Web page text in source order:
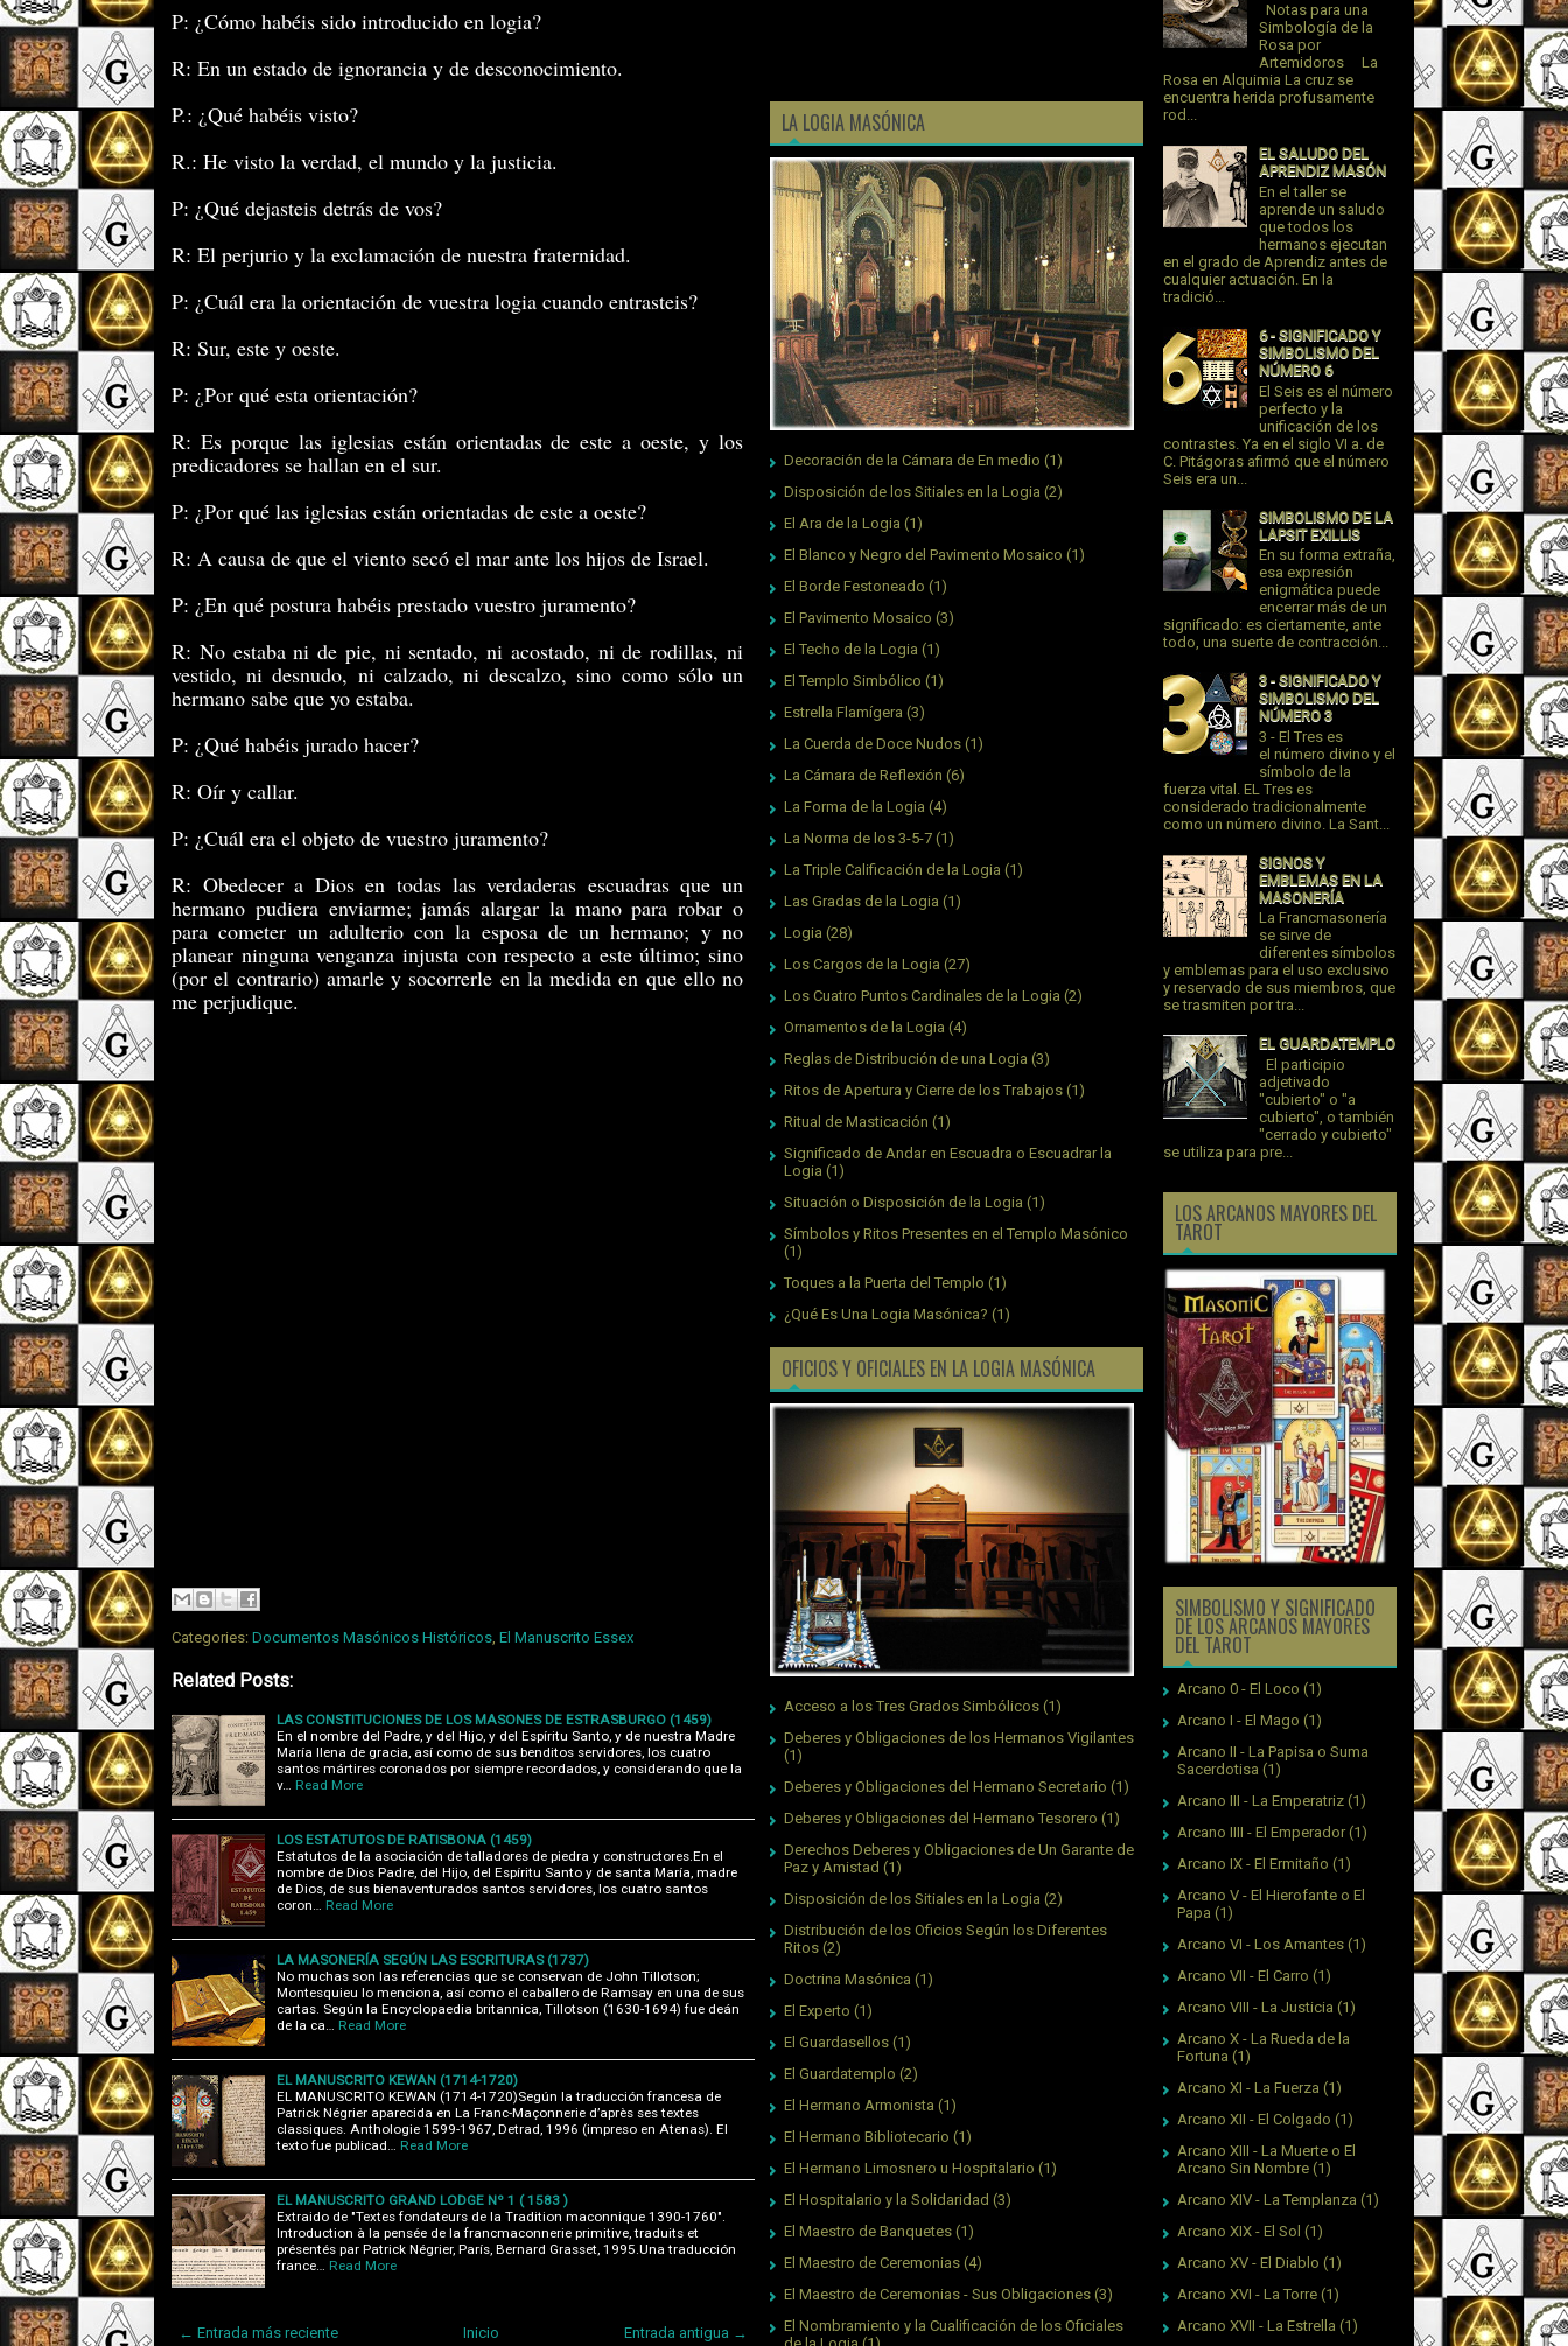
P: ¿Cómo habéis sido introducido en logia?
R: En un estado de ignorancia y de desconocimiento.
P.: ¿Qué habéis visto?
R.: He visto la verdad, el mundo y la justicia.
P: ¿Qué dejasteis detrás de vos?
R: El perjurio y la exclamación de nuestra fraternidad.
P: ¿Cuál era la orientación de vuestra logia cuando entrasteis?
R: Sur, este y oeste.
P: ¿Por qué esta orientación?
R: Es porque las iglesias están orientadas de este a oeste, y los
predicadores se hallan en el sur.
P: ¿Por qué las iglesias están orientadas de este a oeste?
R: A causa de que el viento secó el mar ante los hijos de Israel.
P: ¿En qué postura habéis prestado vuestro juramento?
R: No estaba ni de pie, ni sentado, ni acostado, ni de rodillas, ni
vestido, ni desnudo, ni calzado, ni descalzo, sino como sólo un
hermano sabe que yo estaba.
P: ¿Qué habéis jurado hacer?
R: Oír y callar.
P: ¿Cuál era el objeto de vuestro juramento?
R: Obedecer a Dios en todas las verdaderas escuadras que un
hermano pudiera enviarme; jamás alargar la mano para robar o
para cometer un adulterio con la esposa de un hermano; y no
planear ninguna venganza injusta con respecto a este último; sino
(por el contrario) amarle y socorrerle en la medida en que ello no
me perjudique.
Categories: Documentos Masónicos Históricos El Manuscrito Essex
Related Posts:
LAS CONSTITUCIONES DE LOS MASONES DE ESTRASBURGO (1459)
En el nombre del Padre, y del Hijo, y del Espíritu Santo, y de nuestra Madre
María llena de gracia, así como de sus benditos servidores, los cuatro
santos mártires coronados por siempre recordados, y considerando que la
v…
Read More
LOS ESTATUTOS DE RATISBONA (1459)
Estatutos de la asociación de talladores de piedra y constructores.En el
nombre de Dios Padre, del Hijo, del Espíritu Santo y de santa María, madre
de Dios, de sus bienaventurados santos servidores, los cuatro santos
coron…
Read More
LA MASONERÍA SEGÚN LAS ESCRITURAS (1737)
No muchas son las referencias que se conservan de John Tillotson;
Montesquieu lo menciona, así como el caballero de Ramsay en una de sus
cartas. Según la Encyclopaedia britannica, Tillotson (1630-1694) fue deán
de la ca…
Read More
EL MANUSCRITO KEWAN (1714-1720)
EL MANUSCRITO KEWAN (1714-1720)Según la traducción francesa de
Patrick Négrier aparecida en La Franc-Maçonnerie d’après ses textes
classiques. Anthologie 1599-1967, Detrad, 1996 (impreso en Atenas). El
texto fue publicad…
Read More
EL MANUSCRITO GRAND LODGE Nº 1 ( 1583 )
Extraido de "Textes fondateurs de la Tradition maconnique 1390-1760".
Introduction à la pensée de la francmaconnerie primitive, traduits et
présentés par Patrick Négrier, París, Bernard Grasset, 1995.Una traducción
france…
Read More
← Entrada más reciente Entrada antigua →
Inicio
LA LOGIA MASÓNICA
Decoración de la Cámara de En medio (1)
Disposición de los Sitiales en la Logia (2)
El Ara de la Logia (1)
El Blanco y Negro del Pavimento Mosaico (1)
El Borde Festoneado (1)
El Pavimento Mosaico (3)
El Techo de la Logia (1)
El Templo Simbólico (1)
Estrella Flamígera (3)
La Cuerda de Doce Nudos (1)
La Cámara de Reflexión (6)
La Forma de la Logia (4)
La Norma de los 3-5-7 (1)
La Triple Calificación de la Logia (1)
Las Gradas de la Logia (1)
Logia (28)
Los Cargos de la Logia (27)
Los Cuatro Puntos Cardinales de la Logia (2)
Ornamentos de la Logia (4)
Reglas de Distribución de una Logia (3)
Ritos de Apertura y Cierre de los Trabajos (1)
Ritual de Masticación (1)
Significado de Andar en Escuadra o Escuadrar la
Logia (1)
Situación o Disposición de la Logia (1)
Símbolos y Ritos Presentes en el Templo Masónico
(1)
Toques a la Puerta del Templo (1)
¿Qué Es Una Logia Masónica? (1)
OFICIOS Y OFICIALES EN LA LOGIA MASÓNICA
Acceso a los Tres Grados Simbólicos (1)
Deberes y Obligaciones de los Hermanos Vigilantes
(1)
Deberes y Obligaciones del Hermano Secretario (1)
Deberes y Obligaciones del Hermano Tesorero (1)
Derechos Deberes y Obligaciones de Un Garante de
Paz y Amistad (1)
Disposición de los Sitiales en la Logia (2)
Distribución de los Oficios Según los Diferentes
Ritos (2)
Doctrina Masónica (1)
El Experto (1)
El Guardasellos (1)
El Guardatemplo (2)
El Hermano Armonista (1)
El Hermano Bibliotecario (1)
El Hermano Limosnero u Hospitalario (1)
El Hospitalario y la Solidaridad (3)
El Maestro de Banquetes (1)
El Maestro de Ceremonias (4)
El Maestro de Ceremonias - Sus Obligaciones (3)
El Nombramiento y la Cualificación de los Oficiales
Notas para una
Simbología de la
Rosa por
Artemidoros La
Rosa en Alquimia La cruz se
encuentra herida profusamente
rod...
EL SALUDO DEL
APRENDIZ MASÓN
En el taller se
aprende un saludo
que todos los
hermanos ejecutan
en el grado de Aprendiz antes de
cualquier actuación. En la
tradició...
6 - SIGNIFICADO Y
SIMBOLISMO DEL
NÚMERO 6
El Seis es el número
perfecto y la
unificación de los
contrastes. Ya en el siglo VI a. de
C. Pitágoras afirmó que el número
Seis era un...
SIMBOLISMO DE LA
LAPSIT EXILLIS
En su forma extraña,
esa expresión
enigmática puede
encerrar más de un
significado: es ciertamente, ante
todo, una suerte de contracción...
3 - SIGNIFICADO Y
SIMBOLISMO DEL
NÚMERO 3
3 - El Tres es
el número divino y el
símbolo de la
fuerza vital. EL Tres es
considerado tradicionalmente
como un número divino. La Sant...
SIGNOS Y
EMBLEMAS EN LA
MASONERÍA
La Francmasonería
se sirve de
diferentes símbolos
y emblemas para el uso exclusivo
y reservado de sus miembros, que
se trasmiten por tra...
EL GUARDATEMPLO
El participio
adjetivado
"cubierto" o "a
cubierto", o también
"cerrado y cubierto"
se utiliza para pre...
LOS ARCANOS MAYORES DEL
TAROT
SIMBOLISMO Y SIGNIFICADO
DE LOS ARCANOS MAYORES
DEL TAROT
Arcano 0 - El Loco (1)
Arcano I - El Mago (1)
Arcano II - La Papisa o Suma
Sacerdotisa (1)
Arcano III - La Emperatriz (1)
Arcano IIII - El Emperador (1)
Arcano IX - El Ermitaño (1)
Arcano V - El Hierofante o El
Papa (1)
Arcano VI - Los Amantes (1)
Arcano VII - El Carro (1)
Arcano VIII - La Justicia (1)
Arcano X - La Rueda de la
Fortuna (1)
Arcano XI - La Fuerza (1)
Arcano XII - El Colgado (1)
Arcano XIII - La Muerte o El
Arcano Sin Nombre (1)
Arcano XIV - La Templanza (1)
Arcano XIX - El Sol (1)
Arcano XV - El Diablo (1)
Arcano XVI - La Torre (1)
Arcano XVII - La Estrella (1)